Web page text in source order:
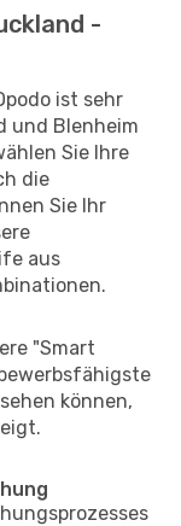
-
ist sehr
und Blenheim
Sie Ihre
die
Sie Ihr
aus
"Smart
können,